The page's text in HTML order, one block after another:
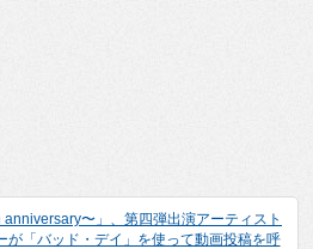
anniversary〜」、第四弾出演アーティスト
が「バッド・デイ」を使って動画投稿を呼